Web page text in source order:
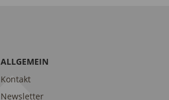
ALLGEMEIN
Kontakt
Newsletter